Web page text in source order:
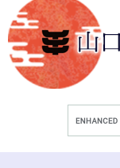
ー
ジ
の